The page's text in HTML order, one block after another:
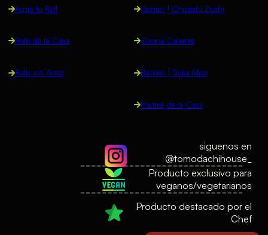
Arma tu Roll
Rolls de la Casa
Rolls sin Arroz
Gohan | Chirashi Zushi
Cocina Caliente
Ramen | Sopa Miso
Postres de la Casa
siguenos en
@tomodachihouse_
Producto exclusivo para
veganos/vegetarianos
Producto destacado por el
Chef